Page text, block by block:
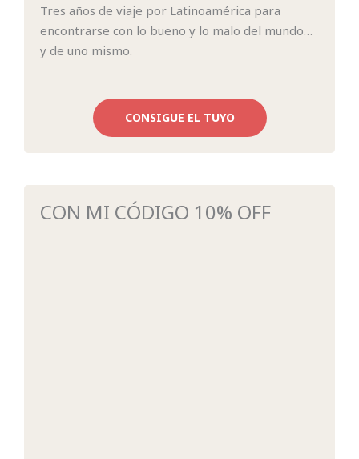
Tres años de viaje por Latinoamérica para
encontrarse con lo bueno y lo malo del mundo…
y de uno mismo.
CONSIGUE EL TUYO
CON MI CÓDIGO 10% OFF